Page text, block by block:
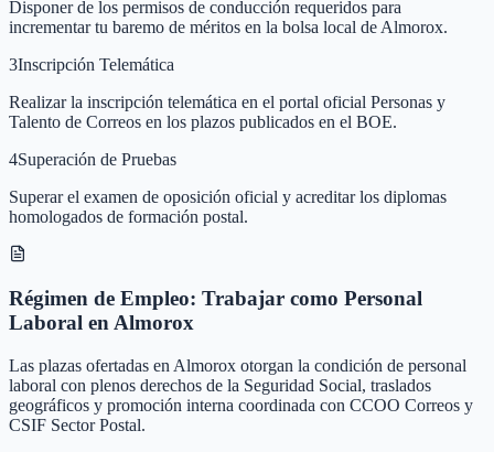
Disponer de los permisos de conducción requeridos para
incrementar tu baremo de méritos en la bolsa local de Almorox.
3Inscripción Telemática
Realizar la inscripción telemática en el portal oficial Personas y
Talento de Correos en los plazos publicados en el BOE.
4Superación de Pruebas
Superar el examen de oposición oficial y acreditar los diplomas
homologados de formación postal.
Régimen de Empleo: Trabajar como Personal
Laboral en Almorox
Las plazas ofertadas en Almorox otorgan la condición de personal
laboral con plenos derechos de la Seguridad Social, traslados
geográficos y promoción interna coordinada con CCOO Correos y
CSIF Sector Postal.